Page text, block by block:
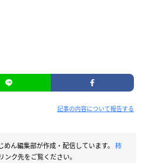
記事の内容について報告する
めん編集部が作成・配信しています。 柿
ンク先をご覧ください。